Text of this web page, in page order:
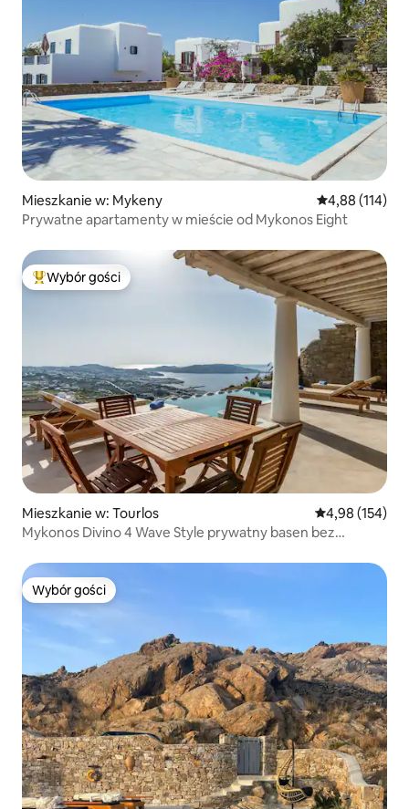
Mieszkanie w: Mykeny Średnia
4,88 (114)
Prywatne apartamenty w mieście od Mykonos Eight
Najpopularniejsze z kategorii Wybór gości
Wybór gości
Mieszkanie w: Tourlos Średnia
4,98 (154)
Mykonos Divino 4 Wave Style prywatny basen bez
Wybór gości
Wybór gości